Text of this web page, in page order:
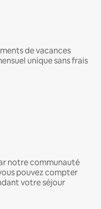
de vacances
unique sans frais
notre communauté
pouvez compter
votre séjour